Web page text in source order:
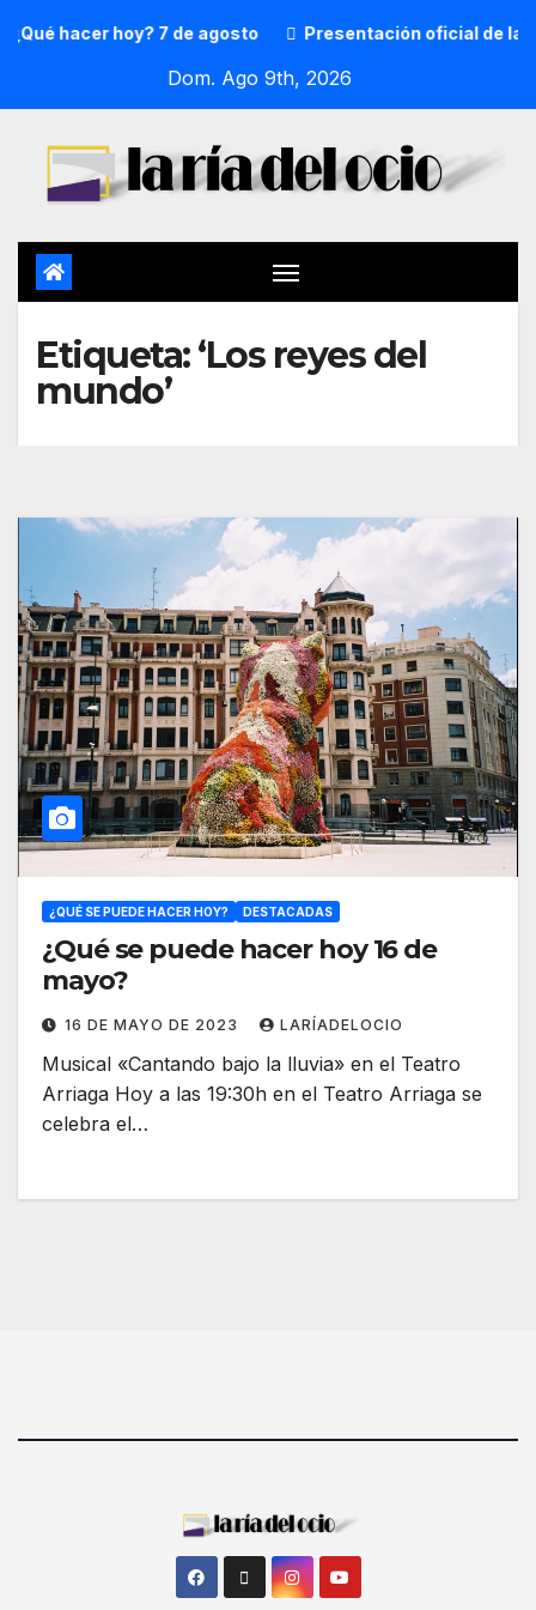
hacer hoy? 7 de agosto Presentación oficial de la
Dom. Ago 9th, 2026
Etiqueta:‘Los reyes del
mundo’
¿QUÉ SE PUEDE HACER HOY? DESTACADAS
¿Qué se puede hacer hoy 16 de
mayo?
16 DE MAYO DE 2023 LARÍADELOCIO
Musical «Cantando bajo la lluvia» en el Teatro
Arriaga Hoy a las 19:30h en el Teatro Arriaga se
celebra el…